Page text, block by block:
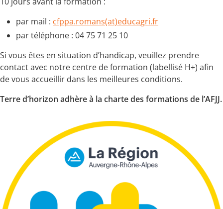
par mail : cfppa.romans(at)educagri.fr
par téléphone : 04 75 71 25 10
Si vous êtes en situation d’handicap, veuillez prendre
contact avec notre centre de formation (labellisé H+) afin
de vous accueillir dans les meilleures conditions.
Terre d’horizon adhère à la charte des formations de l’AFJJ.